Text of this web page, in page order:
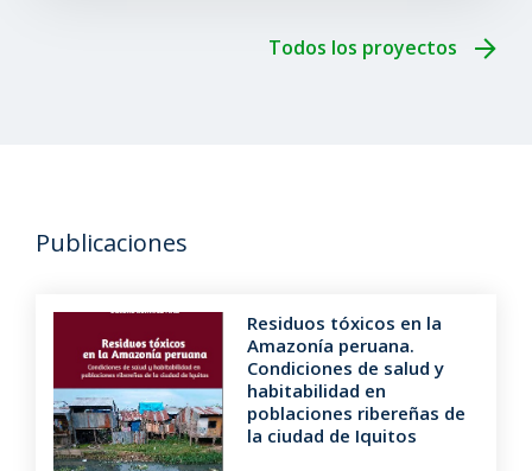
Todos los proyectos
Publicaciones
Residuos tóxicos en la
Amazonía peruana.
Condiciones de salud y
habitabilidad en
poblaciones ribereñas de
la ciudad de Iquitos